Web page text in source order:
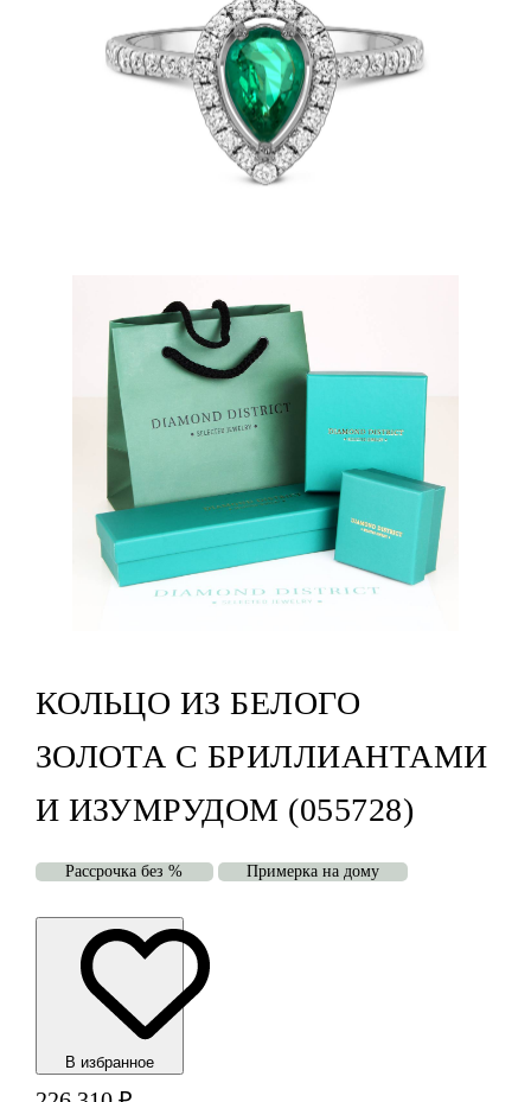
КОЛЬЦО ИЗ БЕЛОГО
ЗОЛОТА С БРИЛЛИАНТАМИ
И ИЗУМРУДОМ (055728)
Рассрочка без % Примерка на дому
В избранноe